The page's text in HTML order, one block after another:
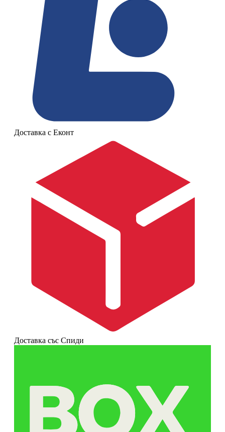
Доставка с Еконт
Доставка със Спиди